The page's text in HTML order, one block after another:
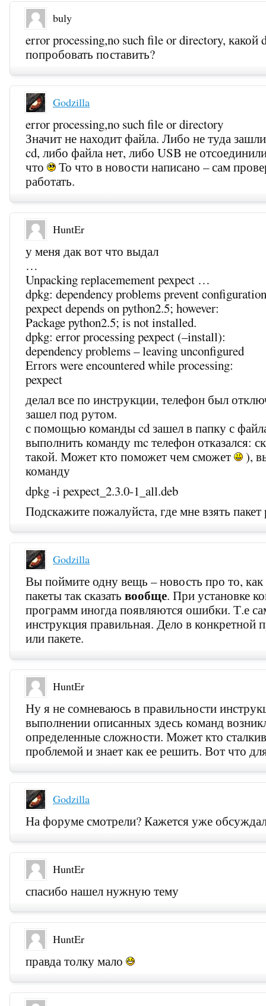
buly
error processing,no such file or directory, какой
попробовать поставить?
Godzilla
error processing,no such file or directory
Значит не находит файла. Либо не туда
cd, либо файла нет, либо USB не
что
То что в новости написано – сам
работать.
HuntEr
у меня дак вот что выдал
…
Unpacking replacemement pexpect …
dpkg: dependency problems prevent
pexpect depends on python2.5; however:
Package python2.5; is not installed.
dpkg: error processing pexpect (–install):
dependency problems – leaving unconfigured
Errors were encountered while processing:
pexpect
делал все по инструкции, телефон был
зашел под рутом.
с помощью команды cd зашел в папку с
выполнить команду mc телефон отказался:
такой. Может кто поможет чем сможет
),
команду
dpkg -i pexpect_2.3.0-1_all.deb
Подскажите пожалуйста, где мне взять пакет
Godzilla
Вы поймите одну вещь – новость про то, как
пакеты так сказатьвообще. При установке
программ иногда появляются ошибки. Т.е
инструкция правильная. Дело в конкретной
или пакете.
HuntEr
Ну я не сомневаюсь в правильности
выполнении описанных здесь команд
определенные сложности. Может кто
проблемой и знает как ее решить. Вот что
Godzilla
На форуме смотрели? Кажется уже
HuntEr
спасибо нашел нужную тему
HuntEr
правда толку мало